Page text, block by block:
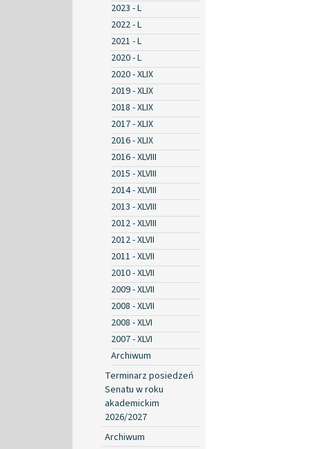
2023 - L
2022 - L
2021 - L
2020 - L
2020 - XLIX
2019 - XLIX
2018 - XLIX
2017 - XLIX
2016 - XLIX
2016 - XLVIII
2015 - XLVIII
2014 - XLVIII
2013 - XLVIII
2012 - XLVIII
2012 - XLVII
2011 - XLVII
2010 - XLVII
2009 - XLVII
2008 - XLVII
2008 - XLVI
2007 - XLVI
Archiwum
Terminarz posiedzeń
Senatu w roku
akademickim
2026/2027
Archiwum